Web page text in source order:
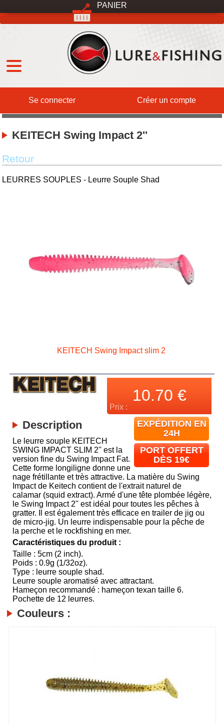
MENU
Qui sommes-nous ?
Services
Expéditions
International
Contact
DESTOCKAGE
PANIER
Se connecter Créer un compte
KEITECH Swing Impact 2''
Retour
LEURRES SOUPLES - Leurre Souple Shad
KEITECH Swing Impact slim 2
10.70 €
Prix :
EXPÉDITION EN
24H
PORT OFFERT
DÈS 19€
Description
Le leurre souple KEITECH
SWING IMPACT SLIM 2'' est la
version fine du Swing Impact Fat.
Cette forme longiligne donne une
nage frétillante et très attractive. La matière du Swing
Impact de Keitech contient de l'extrait naturel de
calamar (squid extract). Armé d'une tête plombée légère,
le Swing Impact 2'' est idéal pour toutes les pêches à
gratter. Il est également très efficace en trailer de jig ou
de micro-jig. Un leurre indispensable pour la pêche de
la perche et le rockfishing en mer.
Caractéristiques du produit :
Taille : 5cm (2 inch).
Poids : 0.9g (1/32oz).
Type : leurre souple shad.
Leurre souple aromatisé avec attractant.
Hameçon recommandé : hameçon texan taille 6.
Pochette de 12 leurres.
Couleurs :